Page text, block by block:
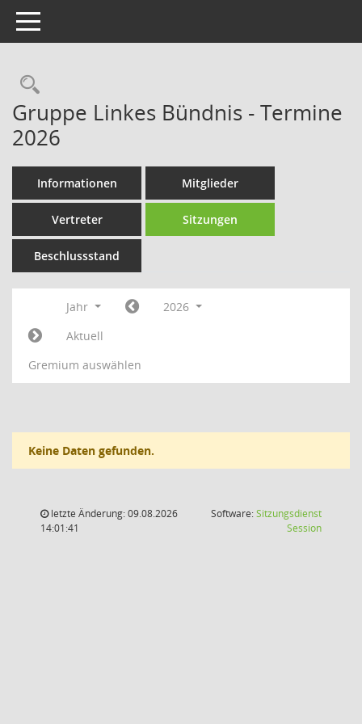
Toggle navigation
Rechercheauswahl
Gruppe Linkes Bündnis - Termine
2026
Informationen Mitglieder
Vertreter Sitzungen
Beschlussstand
Jahr
2026
Aktuell
Gremium auswählen
Keine Daten gefunden.
letzte Änderung: 09.08.2026
14:01:41
Software:Sitzungsdienst
Session(Wird in